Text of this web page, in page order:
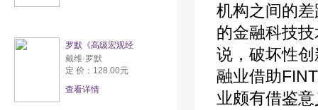
罗默《高级宏观经
戴维·罗默
定 价：128.00元
查看详情
机构之间的
的金融科技
说，破坏性
融业借助
业颇有借鉴